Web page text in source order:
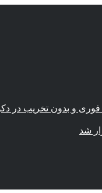
فوری و بدون تخریب در
شد